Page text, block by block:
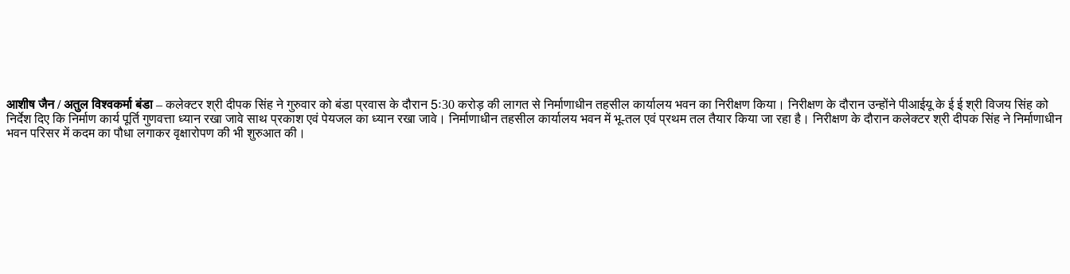
आशीष जैन / अतुल विश्वकर्मा बंडा– कलेक्टर श्री दीपक सिंह ने गुरुवार को बंडा प्रवास के दौरान 5ः30 करोड़ की लागत से निर्माणाधीन तहसील कार्यालय भवन का निरीक्षण किया। निरीक्षण के दौरान उन्होंने पीआईयू के ई ई श्री विजय सिंह को
निर्देश दिए कि निर्माण कार्य पूर्ति गुणवत्ता ध्यान रखा जावे साथ प्रकाश एवं पेयजल का ध्यान रखा जावे। निर्माणाधीन तहसील कार्यालय भवन में भू-तल एवं प्रथम तल तैयार किया जा रहा है। निरीक्षण के दौरान कलेक्टर श्री दीपक सिंह ने निर्माणाधीन
भवन परिसर में कदम का पौधा लगाकर वृक्षारोपण की भी शुरुआत की।